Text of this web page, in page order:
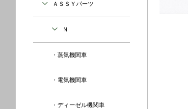
ＡＳＳＹパーツ
Ｎ
蒸気機関車
電気機関車
ディーゼル機関車